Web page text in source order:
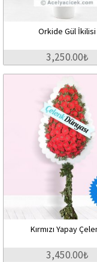
Orkide Gül İkilisi
3,250.00₺
Kırmızı Yapay
3,450.00₺